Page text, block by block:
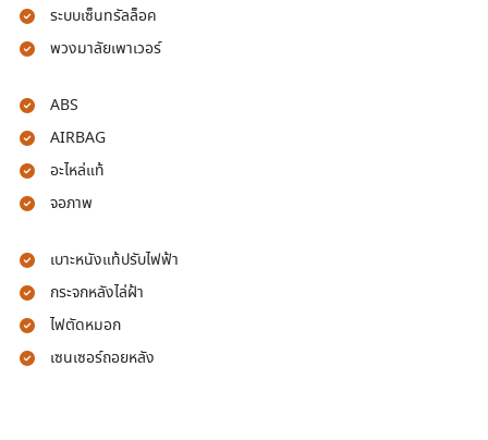
ระบบเซ็นทรัลล็อค
พวงมาลัยเพาเวอร์
ABS
AIRBAG
อะไหล่แท้
จอภาพ
เบาะหนังแท้ปรับไฟฟ้า
กระจกหลังไล่ฝ้า
ไฟตัดหมอก
เซนเซอร์ถอยหลัง